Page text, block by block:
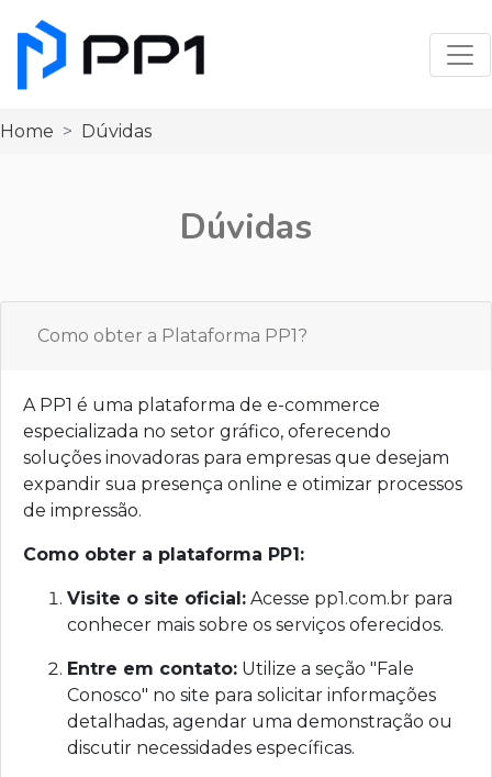
Home Dúvidas
Dúvidas
Como obter a Plataforma PP1?
A PP1 é uma plataforma de e-commerce
especializada no setor gráfico, oferecendo
soluções inovadoras para empresas que desejam
expandir sua presença online e otimizar processos
de impressão.
Como obter a plataforma PP1:
Visite o site oficial: Acesse pp1.com.br para
conhecer mais sobre os serviços oferecidos.
Entre em contato: Utilize a seção "Fale
Conosco" no site para solicitar informações
detalhadas, agendar uma demonstração ou
discutir necessidades específicas.